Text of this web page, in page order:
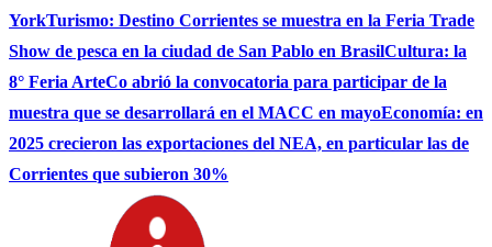
YorkTurismo: Destino Corrientes se muestra en la Feria Trade
Show de pesca en la ciudad de San Pablo en BrasilCultura: la
8° Feria ArteCo abrió la convocatoria para participar de la
muestra que se desarrollará en el MACC en mayoEconomía: en
2025 crecieron las exportaciones del NEA, en particular las de
Corrientes que subieron 30%